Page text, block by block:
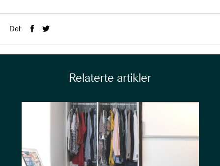
Del:
Relaterte artikler